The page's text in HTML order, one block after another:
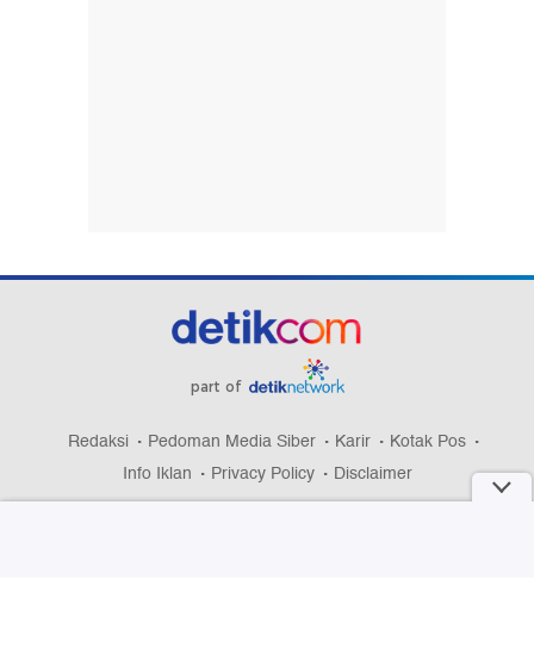
part of
Redaksi Pedoman Media Siber Karir
Kotak Pos
Info Iklan
Privacy Policy Disclaimer